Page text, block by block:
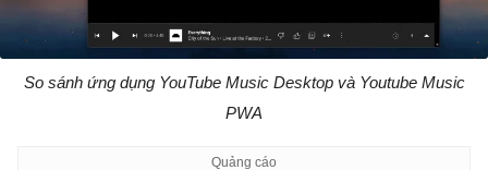
So sánh ứng dụng YouTube Music Desktop và Youtube Music
PWA